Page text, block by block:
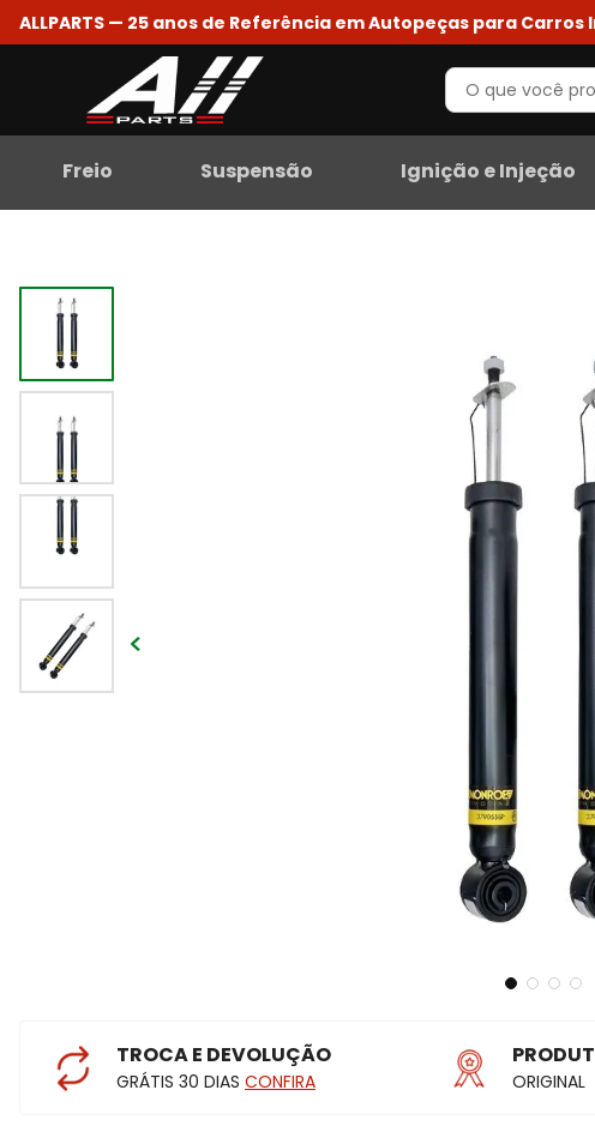
ALLPARTS — 25 anos de Referência em Autopeças para
Freio Suspensão Ignição e Injeção
TROCA E DEVOLUÇÃO
GRÁTIS 30 DIAS CONFIRA ORIGINAL